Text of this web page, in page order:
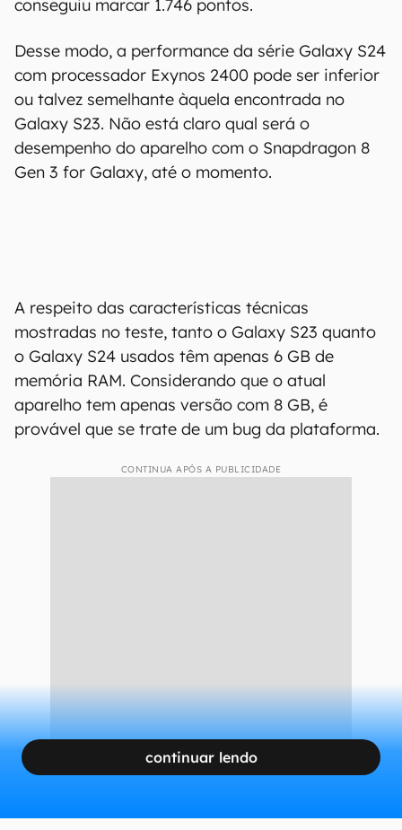
conseguiu marcar 1.746 pontos.
Desse modo, a performance da série Galaxy S24
com processador Exynos 2400 pode ser inferior
ou talvez semelhante àquela encontrada no
Galaxy S23. Não está claro qual será o
desempenho do aparelho com o Snapdragon 8
Gen 3 for Galaxy, até o momento.
A respeito das características técnicas
mostradas no teste, tanto o Galaxy S23 quanto
o Galaxy S24 usados têm apenas 6 GB de
memória RAM. Considerando que o atual
aparelho tem apenas versão com 8 GB, é
provável que se trate de um bug da plataforma.
CONTINUA APÓS A PUBLICIDADE
continuar lendo